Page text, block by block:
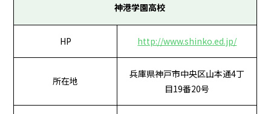
神港学園高校
HP http://www.shinko.ed.jp/
所在地
兵庫県神戸市中央区山本通4丁
目19番20号